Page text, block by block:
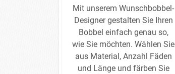
Mit unserem Wunschbobbel-
Designer gestalten Sie Ihren
Bobbel einfach genau so,
wie Sie möchten. Wählen Sie
aus Material, Anzahl Fäden
und Länge und färben Sie